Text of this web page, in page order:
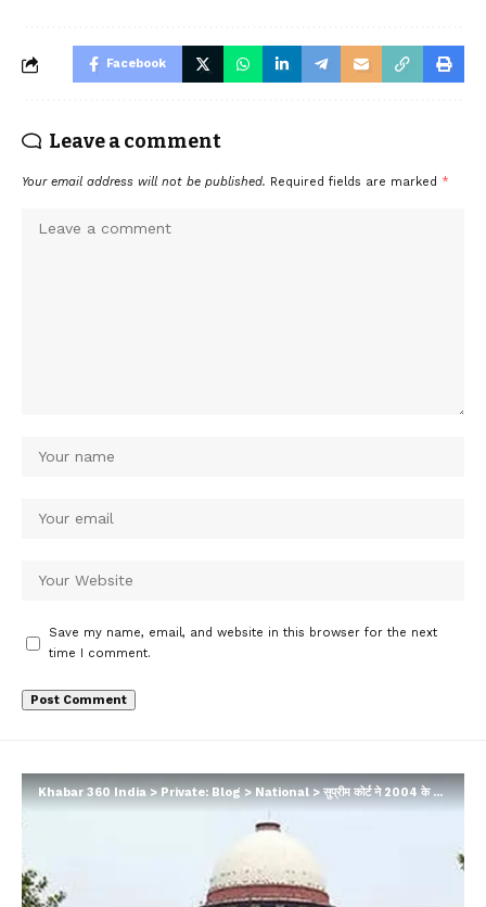
Facebook
Leave a comment
Your email address will not be published. Required fields are marked *
Save my name, email, and website in this browser for the next
time I comment.
Khabar 360 India>Private: Blog>National>सुप्रीम कोर्ट ने 2004 के फैसले को पलटा, हाशिए पर पड़ी एससी-एसटी जातियों को फायदा